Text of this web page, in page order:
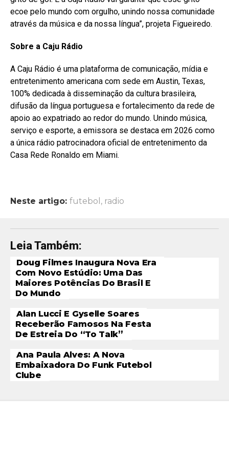
ecoe pelo mundo com orgulho, unindo nossa comunidade
através da música e da nossa língua”, projeta Figueiredo.
Sobre a Caju Rádio
A Caju Rádio é uma plataforma de comunicação, mídia e
entretenimento americana com sede em Austin, Texas,
100% dedicada à disseminação da cultura brasileira,
difusão da língua portuguesa e fortalecimento da rede de
apoio ao expatriado ao redor do mundo. Unindo música,
serviço e esporte, a emissora se destaca em 2026 como
a única rádio patrocinadora oficial de entretenimento da
Casa Rede Ronaldo em Miami.
Neste artigo: futebol , radio
Leia Também:
Doug Filmes Inaugura Nova Era
Com Novo Estúdio: Uma Das
Maiores Potências Do Brasil E
Do Mundo
Alan Lucci E Gyselle Soares
Receberão Famosos Na Festa
De Estreia Do “To Talk”
Ana Paula Alves: A Nova
Embaixadora Do Funk Futebol
Clube